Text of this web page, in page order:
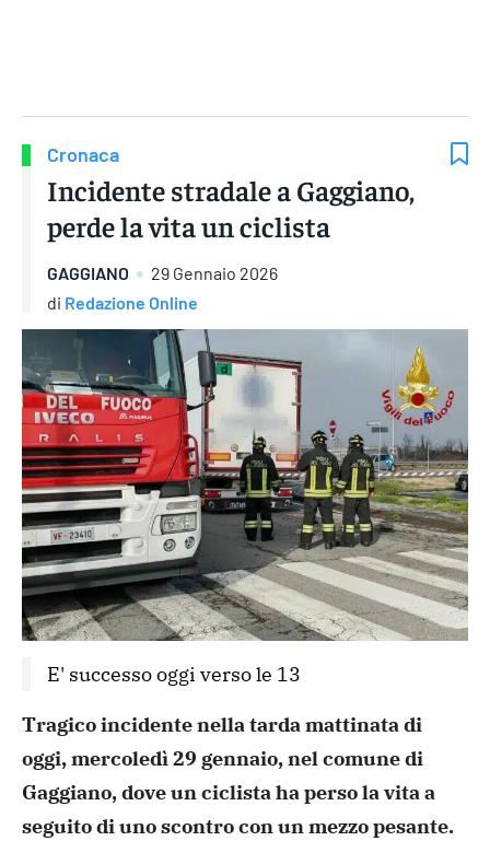
Cronaca
Incidente stradale a Gaggiano,
perde la vita un ciclista
GAGGIANO
29 Gennaio 2026
di Redazione Online
E' successo oggi verso le 13
Tragico incidente nella tarda mattinata di
oggi, mercoledì 29 gennaio, nel comune di
Gaggiano, dove un ciclista ha perso la vita a
seguito di uno scontro con un mezzo pesante.